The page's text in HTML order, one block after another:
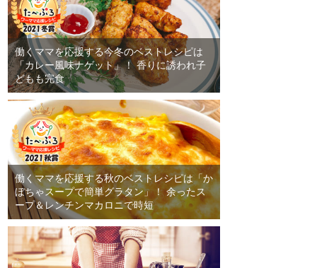
働くママを応援する今冬のベストレシピは
「カレー風味ナゲット」！ 香りに誘われ子
どもも完食
働くママを応援する秋のベストレシピは「か
ぼちゃスープで簡単グラタン」！ 余ったス
ープ＆レンチンマカロニで時短